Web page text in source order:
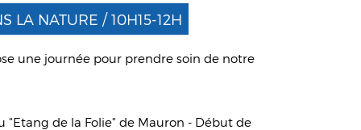
LA NATURE / 10H15-12H
une journée pour prendre soin de notre
"Etang de la Folie" de Mauron - Début de